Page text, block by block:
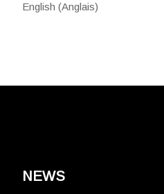
English (Anglais)
NEWS